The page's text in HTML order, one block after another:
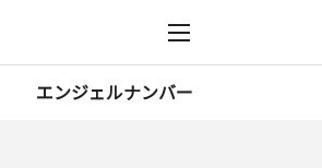
エンジェルナンバー